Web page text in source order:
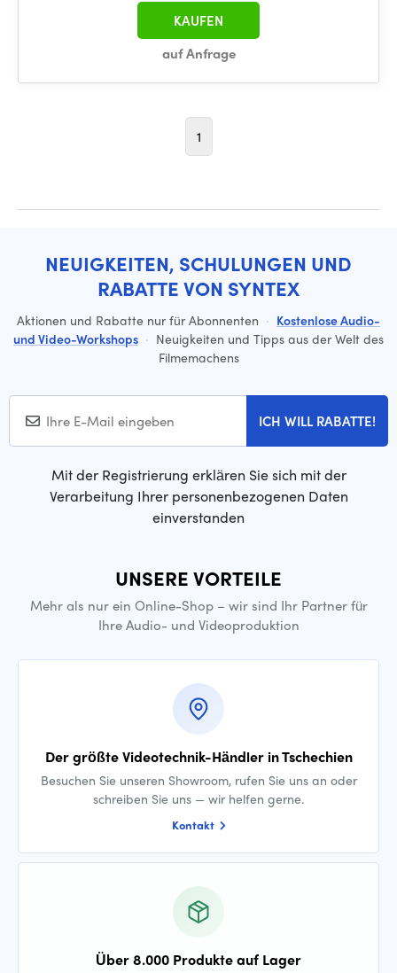
auf Anfrage
KAUFEN
1
NEUIGKEITEN, SCHULUNGEN UND
RABATTE VON SYNTEX
Aktionen und Rabatte nur für Abonnenten · Kostenlose Audio-
und Video-Workshops · Neuigkeiten und Tipps aus der Welt des
Filmemachens
ICH WILL RABATTE!
Mit der Registrierung erklären Sie sich mit der
Verarbeitung Ihrer personenbezogenen Daten
einverstanden
UNSERE VORTEILE
Mehr als nur ein Online-Shop – wir sind Ihr Partner für
Ihre Audio- und Videoproduktion
Der größte Videotechnik-Händler in Tschechien
Besuchen Sie unseren Showroom, rufen Sie uns an oder
schreiben Sie uns — wir helfen gerne.
Kontakt
Über 8.000 Produkte auf Lager